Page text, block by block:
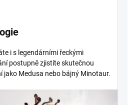
i s legendárními řeckými
postupně zjistíte skutečnou
Medusa nebo bájný Minotaur.